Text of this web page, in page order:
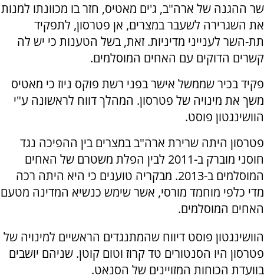
שר ההגנה של ארה"ב, ג'ים מאטיס, חזר בו מכוונתו למנות
את השגרירה לשעבר במצרים, אן פטרסון, לתפקיד
תת-השר לענייני מדיניות. זאת, בשל הטענות כי יש לה
קשרים הדוקים עם האחים המוסלמים.
פקיד בכיר שממשל אישר בפני רשת פוקס ניוז כי מאטיס
משך את מינויה של פטרסון. המהלך דווח לראשונה ע"י
הוושינגטון פוסט.
פטרסון היתה שרירת ארה"ב במצרים בין ההפיכה נגד
חוסני מוברק ב-2011 לבין הפלת משטרם של האחים
המוסלמים ב-2013. מבקריה טוענים כי היא היתה רכה
מדי כלפי מוחמד מורסי, אשר שימש כנשיא המדינה מטעם
האחים המוסלמים.
הוושינגטון פוסט דיווח שהמתנגדים הראשיים למינויה של
פטרסון היו הסנטורים טד קרוז וטום קוטן. שניהם יושבים
בוועדת הכוחות המזויינים של הסנאט.